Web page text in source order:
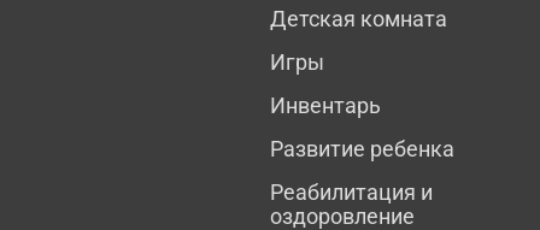
Детская комната
Игры
Инвентарь
Развитие ребенка
Реабилитация и
оздоровление